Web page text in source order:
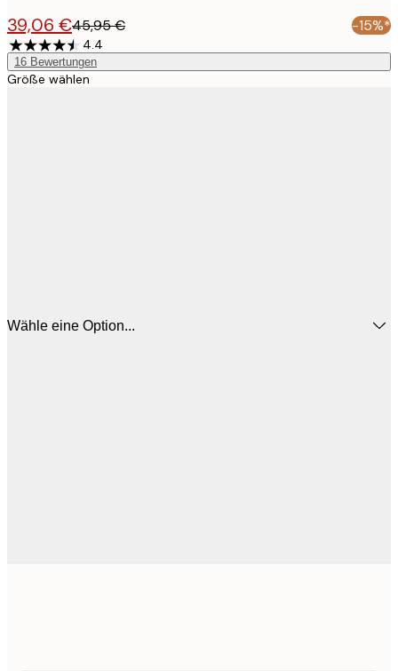
39,06 €45,95 € -15%*
4.4
16 Bewertungen
Größe wählen
Wähle eine Option...